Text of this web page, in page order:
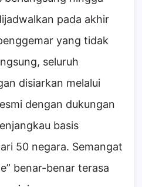
pada akhir
yang tidak
seluruh
disiarkan melalui
dengan dukungan
basis
50 negara. Semangat
benar-benar terasa